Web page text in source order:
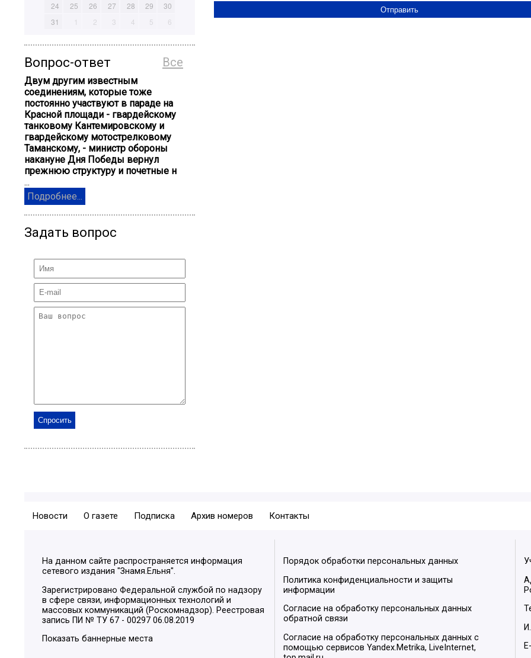
24
25 26 27 28 29
30
31
1 2 3 4 5 6
Все
Вопрос-ответ
Двум другим известным
соединениям, которые тоже
постоянно участвуют в параде на
Красной площади - гвардейскому
танковому Кантемировскому и
гвардейскому мотострелковому
Таманскому, - министр обороны
накануне Дня Победы вернул
прежнюю структуру и почетные н
...
Подробнее...
Задать вопрос
Новости О газете Подписка Архив номеров Контакты
На данном сайте распространяется информация
сетевого издания "Знамя.Ельня".
Зарегистрировано Федеральной службой по надзору
в сфере связи, информационных технологий и
массовых коммуникаций (Роскомнадзор). Реестровая
запись ПИ № ТУ 67 - 00297 06.08.2019
Показать баннерные места
Порядок обработки персональных данных
Политика конфиденциальности и защиты
информации
Согласие на обработку персональных данных
обратной связи
Согласие на обработку персональных данных с
помощью сервисов Yandex.Metrika, LiveInternet,